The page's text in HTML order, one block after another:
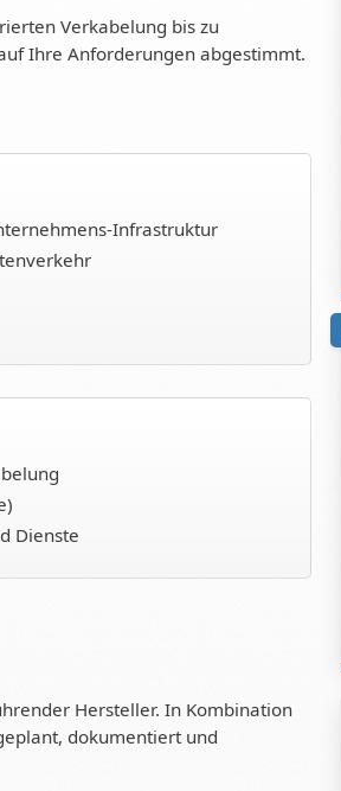
Verkabelung bis zu
Ihre Anforderungen abgestimmt.
Infrastruktur
Dienste
Hersteller. In Kombination
dokumentiert und